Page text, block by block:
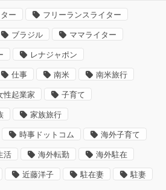
ー フリーランスライター
ブラジル ママライター
レナジャポン
仕事 南米 南米旅行
性起業家 子育て
家族旅行
時事ドットコム 海外子育て
活 海外転勤 海外駐在
近藤洋子 駐在妻 駐妻